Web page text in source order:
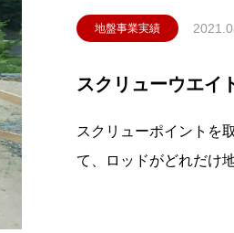
地盤事業実績
スクリューウエイ
スクリューポイントを
て、ロッドがどれだけ